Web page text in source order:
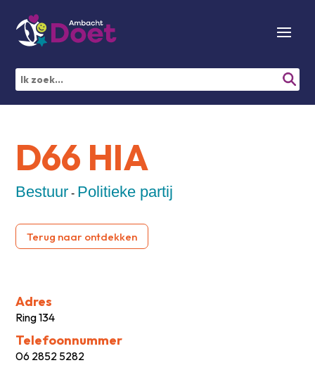
D66 HIA
Bestuur - Politieke partij
Terug naar ontdekken
Adres
Ring 134
Telefoonnummer
06 2852 5282